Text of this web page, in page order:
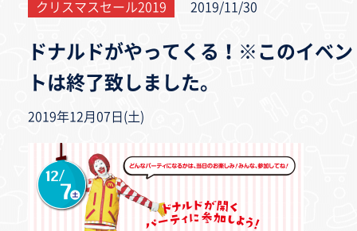
クリスマスセール2019 2019/11/30
ドナルドがやってくる！※このイベン
トは終了致しました。
2019年12月07日(土)